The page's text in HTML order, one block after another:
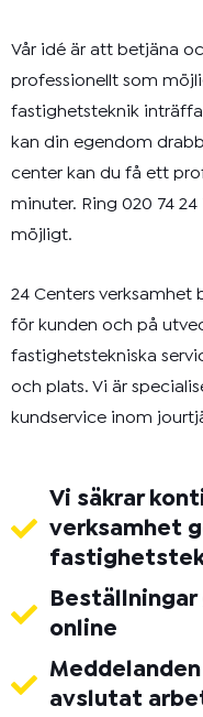
Vår idé är att betjäna
professionellt som
fastighetsteknik
kan din egendom
center kan du få ett
minuter. Ring 020 74 24
möjligt.
24 Centers verksamhet
för kunden och på
fastighetstekniska
och plats. Vi är
kundservice inom
Vi säkrar
verksamhet
online
avslutat